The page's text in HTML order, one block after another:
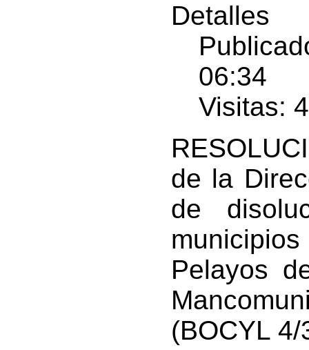
Detalles
06:34
Visitas:
de la
de
Pelayos
(BOCYL